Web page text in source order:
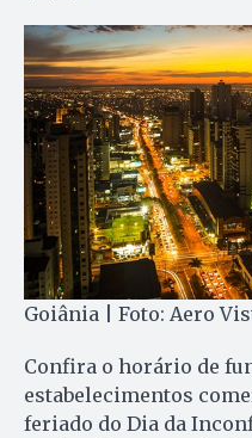
Goiânia | Foto: Aero
Confira o horário de
estabelecimentos
feriado do Dia da